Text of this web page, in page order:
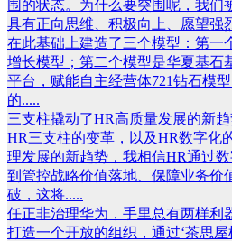
围的状态。为什么要突围呢，我们
具有正向思维、积极向上、愿望强
在此基础上建造了三个模型：第一
增长模型；第二个模型是华夏基石
平台，赋能自主经营体721钻石模
的.....
三支柱撬动了HR高质量发展的新
HR三支柱的变革，以及HR数字化
理发展的新趋势，我相信HR通过
到管控战略价值落地、保障业务价
破，这将.....
任正非治理华为，手里总有两样利
打造一个开放的组织，通过‘茶思